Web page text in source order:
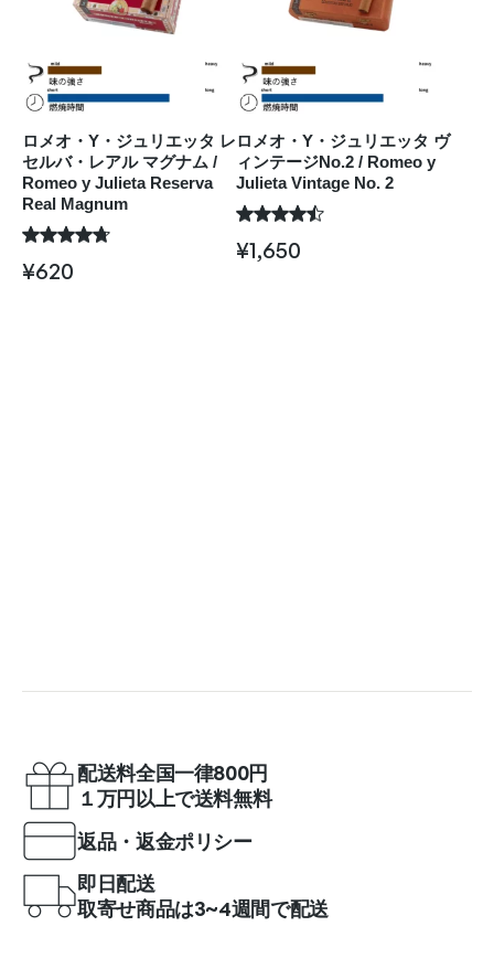
ロメオ・Y・ジュリエッタ レ
セルバ・レアル マグナム /
Romeo y Julieta Reserva
Real Magnum
¥620
ロメオ・Y・ジュリエッタ ヴ
ィンテージNo.2 / Romeo y
Julieta Vintage No. 2
¥1,650
配送料全国一律800円
１万円以上で送料無料
返品・返金ポリシー
即日配送
取寄せ商品は3~4週間で配送